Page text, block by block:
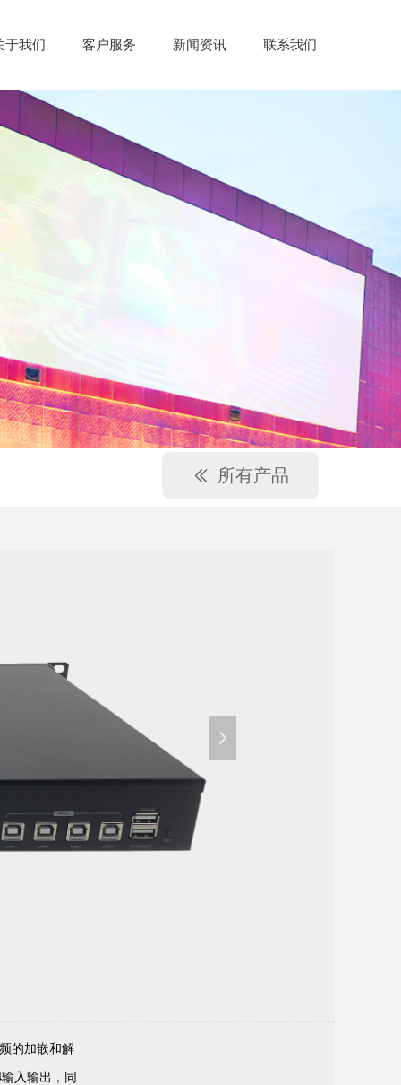
于我们 客户服务 新闻资讯 联系我们
的加嵌和解
入输出，同
넲
ꅃ 所有产品